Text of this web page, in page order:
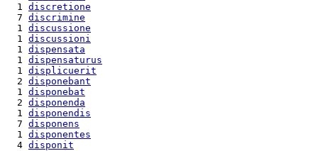
  1
discretione
  7
discrimine
  1
discussione
  1
discussioni
  1
dispensata
  1
dispensaturus
  1
displicuerit
  2
disponebant
  1
disponebat
  2
disponenda
  1
disponendis
  7
disponens
  1
disponentes
  4
disponit